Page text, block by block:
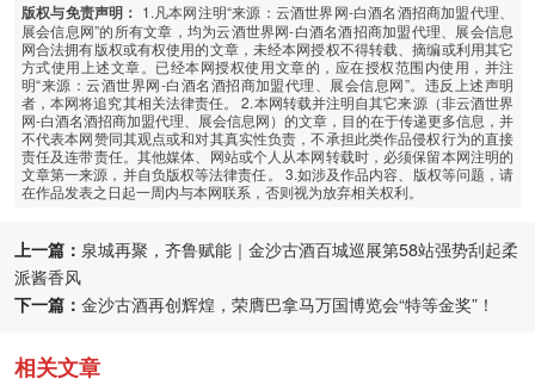
版权与免责声明： 1.凡本网注明“来源：云酒世界网-白酒名酒招商加盟代理、
展会信息网”的所有文章，均为云酒世界网-白酒名酒招商加盟代理、展会信息
网合法拥有版权或有权使用的文章，未经本网授权不得转载、摘编或利用其它
方式使用上述文章。已经本网授权使用文章的，应在授权范围内使用，并注
明“来源：云酒世界网-白酒名酒招商加盟代理、展会信息网”。违反上述声明
者，本网将追究其相关法律责任。 2.本网转载并注明自其它来源（非云酒世界
网-白酒名酒招商加盟代理、展会信息网）的文章，目的在于传递更多信息，并
不代表本网赞同其观点或和对其真实性负责，不承担此类作品侵权行为的直接
责任及连带责任。其他媒体、网站或个人从本网转载时，必须保留本网注明的
文章第一来源，并自负版权等法律责任。 3.如涉及作品内容、版权等问题，请
在作品发表之日起一周内与本网联系，否则视为放弃相关权利。
上一篇： 泉城再聚，齐鲁赋能｜金沙古酒百城巡展第58站强势刮起柔
派酱香风
下一篇： 金沙古酒再创辉煌，荣膺巴拿马万国博览会“特等金奖”！
相关文章